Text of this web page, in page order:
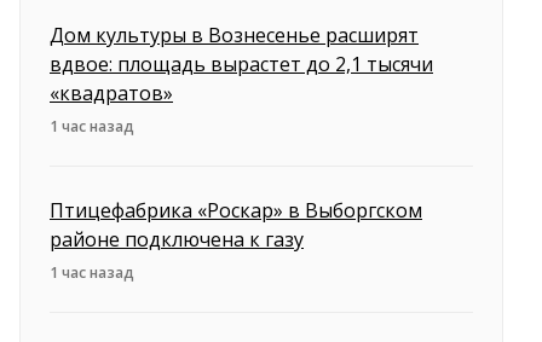
Дом культуры в Вознесенье расширят
вдвое: площадь вырастет до 2,1 тысячи
«квадратов»
1 час назад
Птицефабрика «Роскар» в Выборгском
районе подключена к газу
1 час назад